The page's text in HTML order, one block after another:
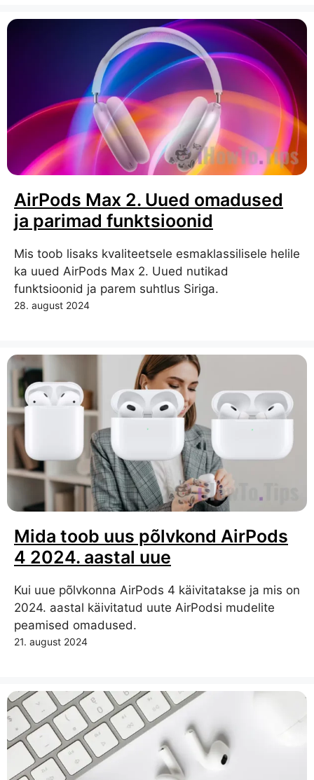
AirPods Max 2. Uued omadused
ja parimad funktsioonid
Mis toob lisaks kvaliteetsele esmaklassilisele helile
ka uued AirPods Max 2. Uued nutikad
funktsioonid ja parem suhtlus Siriga.
28. august 2024
Mida toob uus põlvkond AirPods
4 2024. aastal uue
Kui uue põlvkonna AirPods 4 käivitatakse ja mis on
2024. aastal käivitatud uute AirPodsi mudelite
peamised omadused.
21. august 2024